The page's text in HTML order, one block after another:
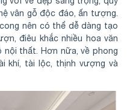
vân gỗ độc đáo, ấn tượng.
nên có thể dễ dàng tạo
điêu khắc nhiều hoa văn
thất. Hơn nữa, về phong
khí, tài lộc, thịnh vượng và